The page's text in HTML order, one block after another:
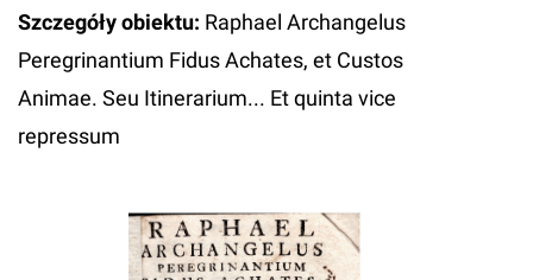
Szczegóły obiektu: Raphael Archangelus
Peregrinantium Fidus Achates, et Custos
Animae. Seu Itinerarium... Et quinta vice
repressum